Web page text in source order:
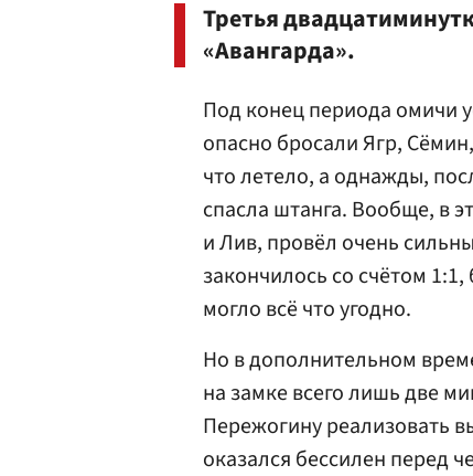
Третья
«Авангарда».
Под конец периода омичи
опасно бросали Ягр,
что летело, а однажды,
спасла штанга. Вообще, в
и Лив, провёл очень
закончилось со счётом
могло всё что угодно.
Но в дополнительном
на замке всего лишь две
Пережогину реализовать
оказался бессилен перед